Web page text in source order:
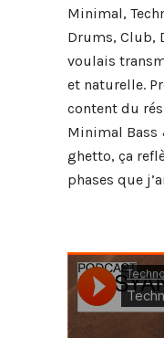
Minimal,
Drums, Club,
voulais
et naturelle.
content du
Minimal Bass
ghetto, ça
phases que